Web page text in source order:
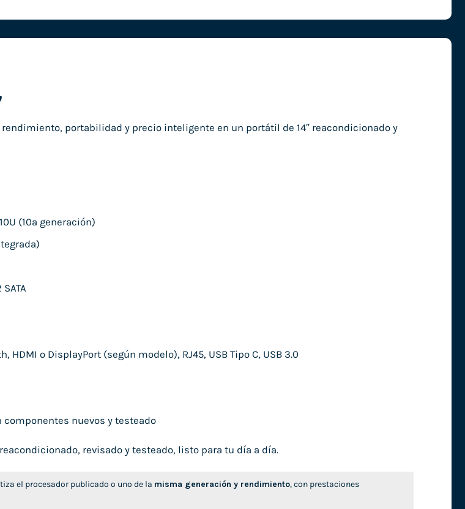
portabilidad y precio inteligente en un portátil de 14″ reacondicionado y
(10ª generación)
HDMI o DisplayPort (según modelo), RJ45, USB Tipo C, USB 3.0
componentes nuevos y testeado
revisado y testeado, listo para tu día a día.
el procesador publicado o uno de la misma generación y rendimiento, con prestaciones